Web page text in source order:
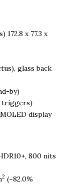
172.8 x 77.3 x
glass back
by)
triggers)
display
800 nits
2 (~82.0%